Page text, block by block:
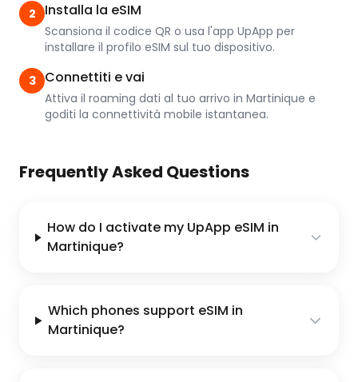
2 Installa la eSIM
Scansiona il codice QR o usa l'app UpApp per
installare il profilo eSIM sul tuo dispositivo.
3 Connettiti e vai
Attiva il roaming dati al tuo arrivo in Martinique e
goditi la connettività mobile istantanea.
Frequently Asked Questions
How do I activate my UpApp eSIM in
Martinique?
Which phones support eSIM in
Martinique?